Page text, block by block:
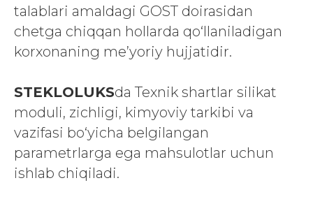
talablari amaldagi GOST doirasidan
chetga chiqqan hollarda qo‘llaniladigan
korxonaning me’yoriy hujjatidir.
STEKLOLUKSda Texnik shartlar silikat
moduli, zichligi, kimyoviy tarkibi va
vazifasi bo‘yicha belgilangan
parametrlarga ega mahsulotlar uchun
ishlab chiqiladi.